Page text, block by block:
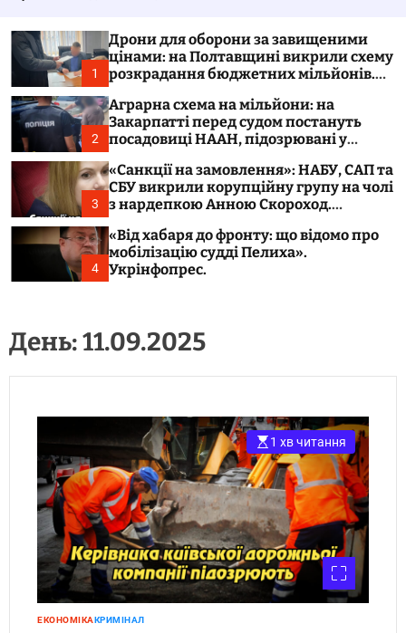
а
т
и
к
о
л
ь
р
о
в
г
о
р
ж
и
1
Дрони для оборони за завищеними
цінами: на Полтавщині викрили схему
розкрадання бюджетних мільйонів.
2
Аграрна схема на мільйони: на
Закарпатті перед судом постануть
посадовиці НААН, підозрювані у
3
«Санкції на замовлення»: НАБУ, САП та
СБУ викрили корупційну групу на чолі
з нардепкою Анною Скороход.
4
«Від хабаря до фронту: що відомо про
мобілізацію судді Пелиха».
Укрінфопрес.
День:11.09.2025
1 хв читання
ЕКОНОМІКАКРИМІНАЛ